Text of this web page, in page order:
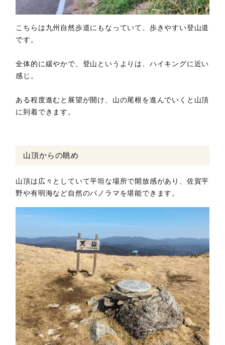
こちらは九州自然歩道にもなっていて、歩きやすい登山道
です。
全体的に緩やかで、登山というよりは、ハイキングに近い
感じ。
ある程度進むと展望が開け、山の尾根を進んでいくと山頂
に到着できます。
山頂からの眺め
山頂は広々としていて平坦な場所で開放感があり、佐賀平
野や有明海など自然のパノラマを堪能できます。